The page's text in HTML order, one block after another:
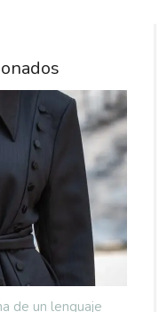
de un lenguaje